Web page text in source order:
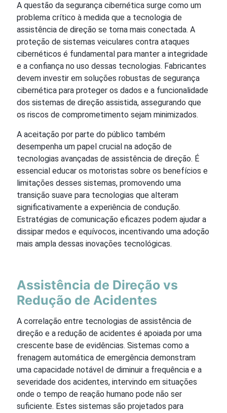
A questão da segurança cibernética surge como um
problema crítico à medida que a tecnologia de
assistência de direção se torna mais conectada. A
proteção de sistemas veiculares contra ataques
cibernéticos é fundamental para manter a integridade
e a confiança no uso dessas tecnologias. Fabricantes
devem investir em soluções robustas de segurança
cibernética para proteger os dados e a funcionalidade
dos sistemas de direção assistida, assegurando que
os riscos de comprometimento sejam minimizados.
A aceitação por parte do público também
desempenha um papel crucial na adoção de
tecnologias avançadas de assistência de direção. É
essencial educar os motoristas sobre os benefícios e
limitações desses sistemas, promovendo uma
transição suave para tecnologias que alteram
significativamente a experiência de condução.
Estratégias de comunicação eficazes podem ajudar a
dissipar medos e equívocos, incentivando uma adoção
mais ampla dessas inovações tecnológicas.
Assistência de Direção vs
Redução de Acidentes
A correlação entre tecnologias de assistência de
direção e a redução de acidentes é apoiada por uma
crescente base de evidências. Sistemas como a
frenagem automática de emergência demonstram
uma capacidade notável de diminuir a frequência e a
severidade dos acidentes, intervindo em situações
onde o tempo de reação humano pode não ser
suficiente. Estes sistemas são projetados para